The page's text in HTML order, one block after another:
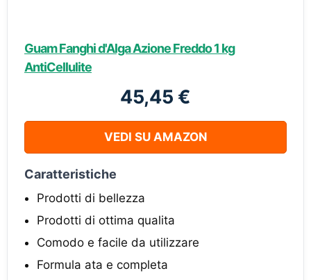
Guam Fanghi d'Alga Azione Freddo 1 kg
AntiCellulite
45,45 €
VEDI SU AMAZON
Caratteristiche
Prodotti di bellezza
Prodotti di ottima qualita
Comodo e facile da utilizzare
Formula ata e completa